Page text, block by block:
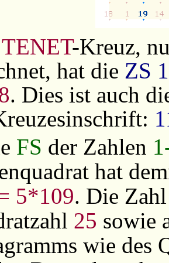
TENET-Kreuz,
hat die ZS
. Dies ist auch
FS der Zahlen
hat
5*109. Die
25 sowie
wie des